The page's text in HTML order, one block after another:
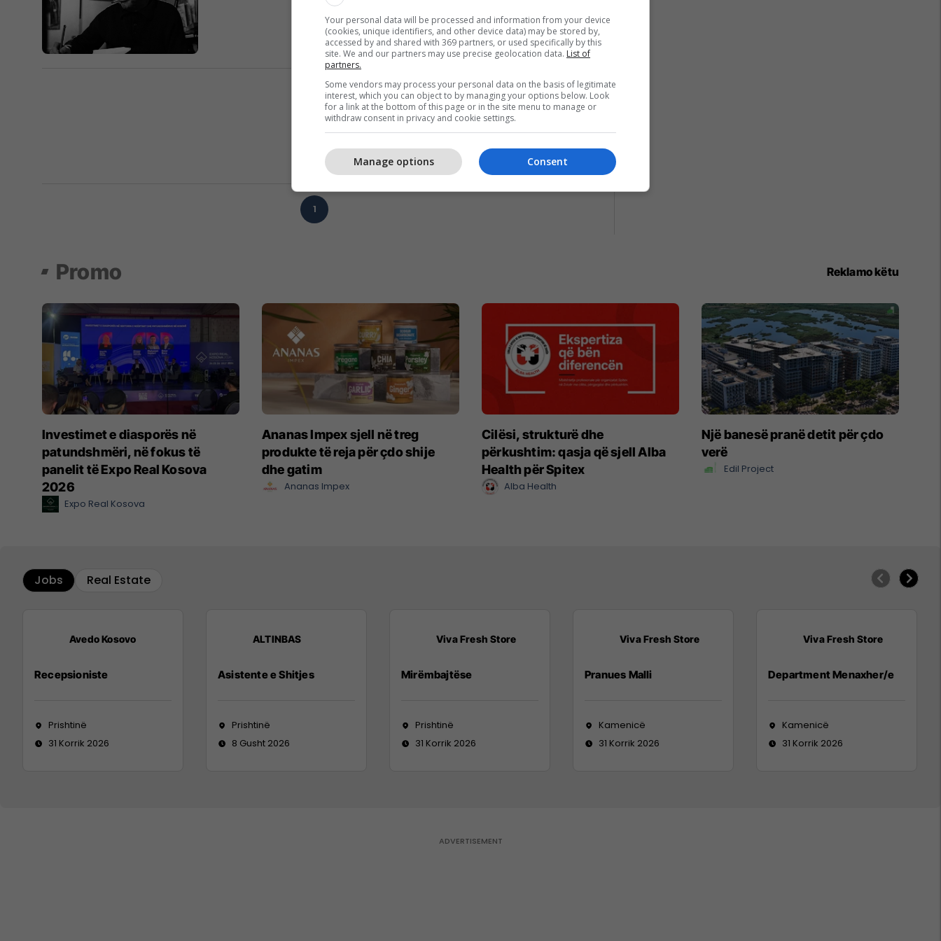
1
Promo Reklamo këtu
Investimet e diasporës në
patundshmëri, në fokus të
panelit të Expo Real Kosova
2026
Expo Real Kosova
Ananas Impex sjell në treg
produkte të reja për çdo shije
dhe gatim
Ananas Impex
Cilësi, strukturë dhe
përkushtim: qasja që sjell Alba
Health për Spitex
Alba Health
Një banesë pranë detit për çdo
verë
Edil Project
Jobs Real Estate
Avedo Kosovo
Recepsioniste
Prishtinë
31 Korrik 2026
ALTINBAS
Asistente e Shitjes
Prishtinë
8 Gusht 2026
Viva Fresh Store
Mirëmbajtëse
Prishtinë
31 Korrik 2026
Viva Fresh Store
Pranues Malli
Kamenicë
31 Korrik 2026
Viva Fresh Store
Department Menaxher/e
Kamenicë
31 Korrik 2026
Your personal data will be processed and information from your device
(cookies, unique identifiers, and other device data) may be stored by,
accessed by and shared with 369 partners, or used specifically by this
site. We and our partners may use precise geolocation data. List of
partners.
Some vendors may process your personal data on the basis of legitimate
interest, which you can object to by managing your options below. Look
for a link at the bottom of this page or in the site menu to manage or
withdraw consent in privacy and cookie settings.
Consent
Manage options